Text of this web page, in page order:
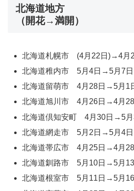
北海道地方
（開花→満開）
北海道札幌市 (4月22日)→4月
北海道稚内市 5月4日→5月7日
北海道留萌市 4月28日→5月1
北海道旭川市 4月26日→4月28
北海道倶知安町 4月30日→5月
北海道網走市 5月2日→5月4日
北海道帯広市 4月25日→4月28
北海道釧路市 5月10日→5月13
北海道根室市 5月11日→5月16